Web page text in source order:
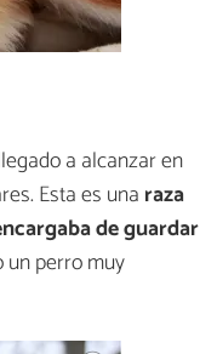
a alcanzar en
Esta es una raza
de guardar
un perro muy